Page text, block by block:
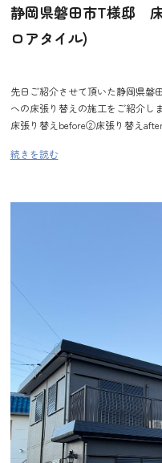
静岡県磐田市T様邸
ロアタイル)
先日ご紹介させて頂いた静岡県磐
への床張り替えの施工をご紹介
床張り替えbefore②床張り替え
続きを読む